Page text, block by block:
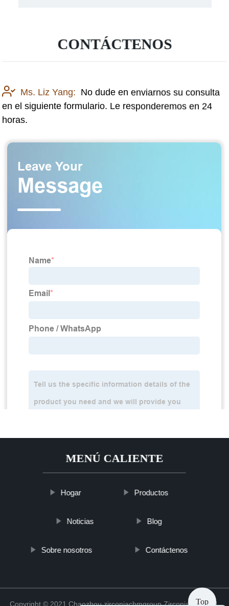
CONTÁCTENOS
Ms. Liz Yang: No dude en enviarnos su consulta
en el siguiente formulario. Le responderemos en 24
horas.
MENÚ CALIENTE
Hogar Productos
Noticias Blog
Sobre nosotros Contáctenos
Copyright © 2021 Chaozhou zirconiachmgroup Zirconia Co., Ltd.
Top